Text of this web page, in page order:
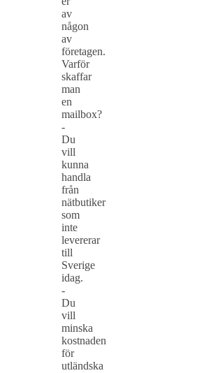
av
någon
av
företagen.
Varför
skaffar
man
en
mailbox?
-
Du
vill
kunna
handla
från
nätbutiker
som
inte
levererar
till
Sverige
idag.
-
Du
vill
minska
kostnaden
för
utländska